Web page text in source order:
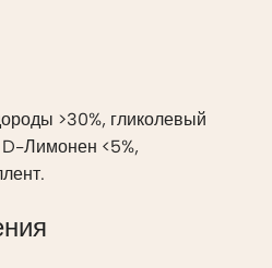
>30%, гликолевый
Лимонен <5%,